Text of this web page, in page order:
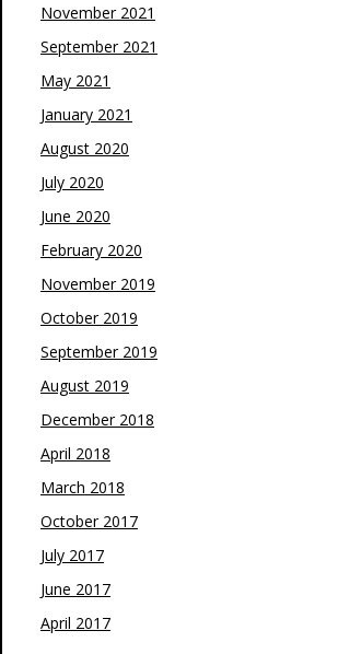
November 2021
September 2021
May 2021
January 2021
August 2020
July 2020
June 2020
February 2020
November 2019
October 2019
September 2019
August 2019
December 2018
April 2018
March 2018
October 2017
July 2017
June 2017
April 2017